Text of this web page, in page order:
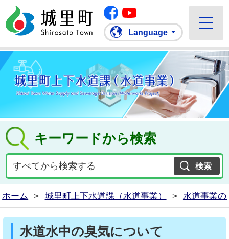
城里町ホームページ
Facebook
Language
キーワードから検索
ホーム > 城里町上下水道課（水道事業） > 水道事業
水道水中の臭気について